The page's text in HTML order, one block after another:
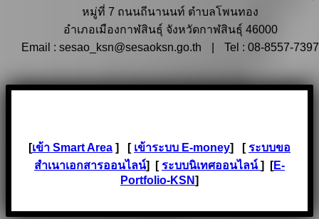
หมู่ที่ 7 ถนนถีนานนท์ ตำบลโพนทอง
อำเภอเมืองกาฬสินธุ์ จังหวัดกาฬสินธุ์ 46000
Email : sesao_ksn@sesaoksn.go.th
Tel : 08-8557-7397
[เข้า Smart Area ] [ เข้าระบบ E-money] [ระบบขอ
สำเนาเอกสารออนไลน์] [ระบบนิเทศออนไลน์] [E-
Portfolio-KSN]